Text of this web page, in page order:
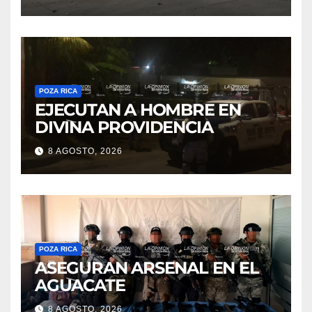
POZA RICA
EJECUTAN A HOMBRE EN
DIVINA PROVIDENCIA
8 AGOSTO, 2026
POZA RICA
ASEGURAN ARSENAL EN EL
AGUACATE
8 AGOSTO, 2026